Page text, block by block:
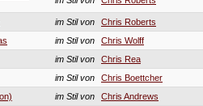
im Stil von
Chris Roberts
im Stil von
Chris Wolff
im Stil von
Chris Rea
im Stil von
Chris Boettcher
im Stil von
Chris Andrews